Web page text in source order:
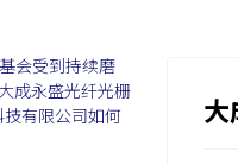
会受到持续磨
成永盛光纤光栅
有限公司如何
大